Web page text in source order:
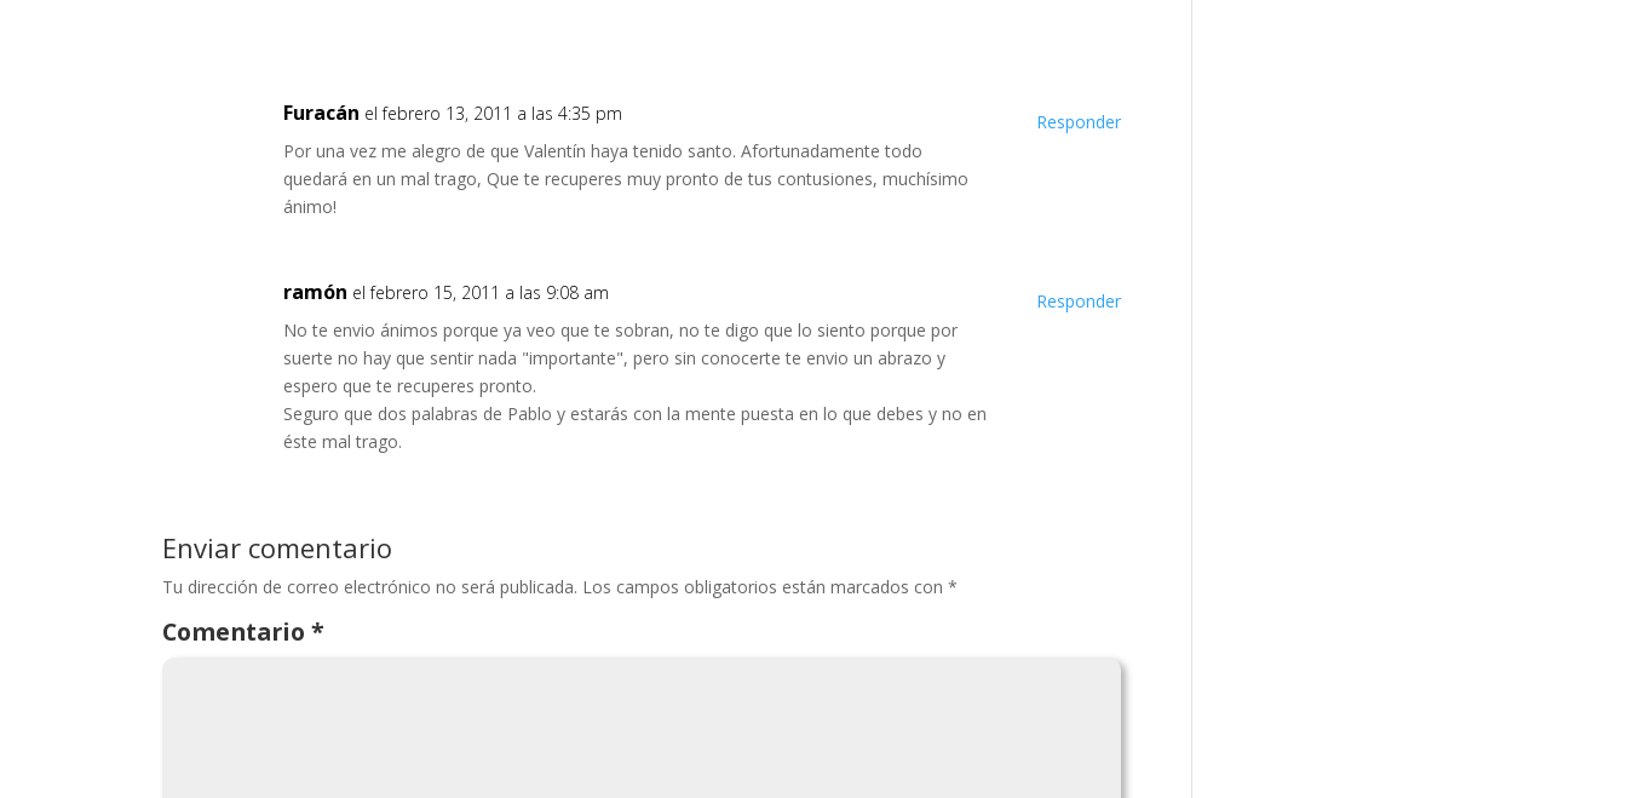
Furacán el febrero 13, 2011 a las 4:35 pm
Por una vez me alegro de que Valentín haya tenido santo. Afortunadamente todo
quedará en un mal trago, Que te recuperes muy pronto de tus contusiones, muchísimo
ánimo!
Responder
ramón el febrero 15, 2011 a las 9:08 am
No te envio ánimos porque ya veo que te sobran, no te digo que lo siento porque por
suerte no hay que sentir nada "importante", pero sin conocerte te envio un abrazo y
espero que te recuperes pronto.
Seguro que dos palabras de Pablo y estarás con la mente puesta en lo que debes y no en
éste mal trago.
Responder
Enviar comentario
Tu dirección de correo electrónico no será publicada. Los campos obligatorios están marcados con*
Comentario*